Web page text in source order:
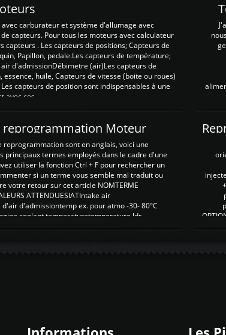
carburateur et système d'allumage avec
capteurs. Pour tous les moteurs avec calculateur
capteurs . Les capteurs de positions; Capteurs de
Papillon, pedale.Les capteurs de température;
d'admissionDébimetre (air)Les capteurs de
huile, Capteurs de vitesse (boite ou roues)
capteurs de position sont indispensables à une
ces ...
reprogrammation Moteur
reprogrammation sont en anglais, voici une
principaux termes employés dans le cadre d'une
utiliser la fonction Ctrl + F pour rechercher un
si un terme vous semble mal traduit ou
votre retour sur cet article NOMTERME
ATTENDUESIATIntake air
d'admissiontemp ex. pour atmo -30- 80°C
coolant temperaturetemperature ldr